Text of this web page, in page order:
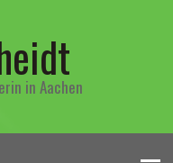
in Aachen